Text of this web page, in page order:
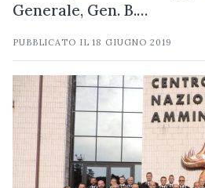
Generale, Gen. B.…
PUBBLICATO IL18 GIUGNO 2019